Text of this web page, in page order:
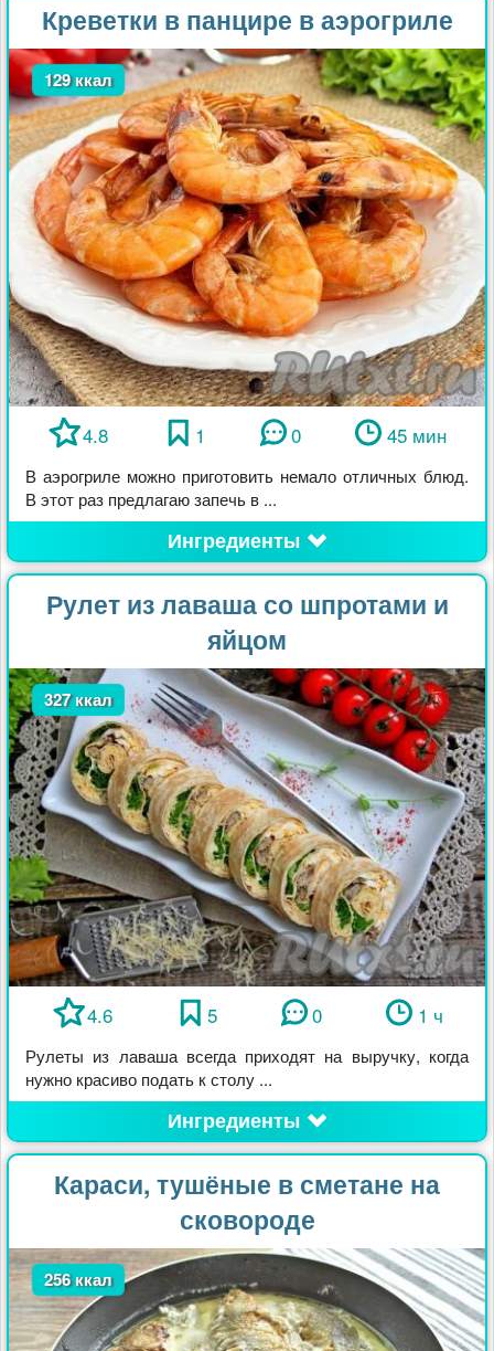
Креветки в панцире в аэрогриле
129 ккал
4.8 1 0 45 мин
В аэрогриле можно приготовить немало отличных блюд.
В этот раз предлагаю запечь в ...
Ингредиенты
Рулет из лаваша со шпротами и
яйцом
327 ккал
4.6 5 0 1 ч
Рулеты из лаваша всегда приходят на выручку, когда
нужно красиво подать к столу ...
Ингредиенты
Караси, тушёные в сметане на
сковороде
256 ккал